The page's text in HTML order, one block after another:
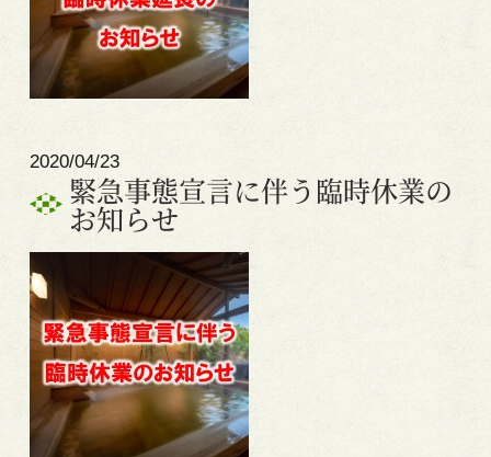
2020/04/23
緊急事態宣言に伴う臨時休業の
お知らせ